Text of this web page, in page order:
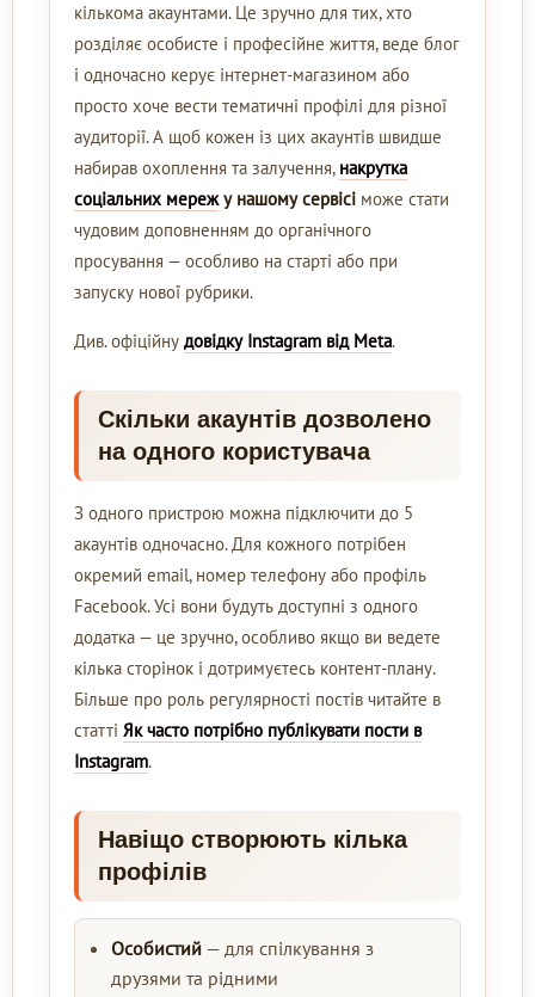
кількома акаунтами. Це зручно для тих, хто
розділяє особисте і професійне життя, веде блог
і одночасно керує інтернет-магазином або
просто хоче вести тематичні профілі для різної
аудиторії. А щоб кожен із цих акаунтів швидше
набирав охоплення та залучення, накрутка
соціальних мережу нашому сервісі може стати
чудовим доповненням до органічного
просування — особливо на старті або при
запуску нової рубрики.
Див. офіційну довідку Instagram від Meta.
Скільки акаунтів дозволено
на одного користувача
З одного пристрою можна підключити до 5
акаунтів одночасно. Для кожного потрібен
окремий email, номер телефону або профіль
Facebook. Усі вони будуть доступні з одного
додатка — це зручно, особливо якщо ви ведете
кілька сторінок і дотримуєтесь контент-плану.
Більше про роль регулярності постів читайте в
статті Як часто потрібно публікувати пости в
Instagram.
Навіщо створюють кілька
профілів
Особистий — для спілкування з
друзями та рідними